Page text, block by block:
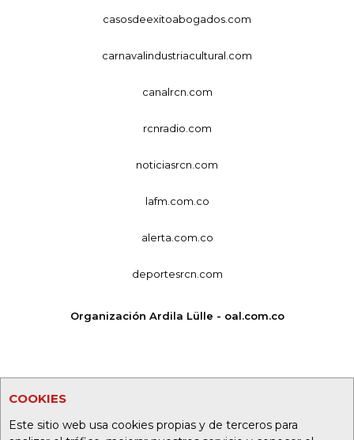
COOKIES
Este sitio web usa cookies propias y de terceros para
casosdeexitoabogados.com
carnavalindustriacultural.com
canalrcn.com
rcnradio.com
noticiasrcn.com
lafm.com.co
alerta.com.co
deportesrcn.com
Organización Ardila Lülle - oal.com.co